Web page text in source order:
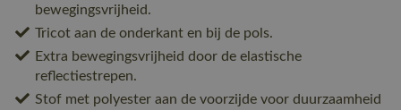
bewegingsvrijheid.
Tricot aan de onderkant en bij de pols.
Extra bewegingsvrijheid door de elastische
reflectiestrepen.
Stof met polyester aan de voorzijde voor duurzaamheid